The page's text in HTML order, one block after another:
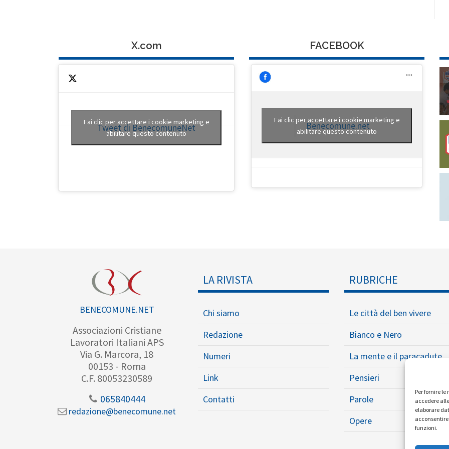
Per fornire
accedere
elaborare
funzioni.
X.com
Tweet di BenecomuneNet
Fai clic per accettare i cookie marketing e
abilitare questo contenuto
FACEBOOK
Benecomune.net
Fai clic per accettare i cookie marketing e
abilitare questo contenuto
BENECOMUNE.NET
Associazioni Cristiane
Lavoratori Italiani APS
Via G. Marcora, 18
00153 - Roma
C.F. 80053230589
065840444
redazione@benecomune.net
LA RIVISTA
Chi siamo
Redazione
Numeri
Link
Contatti
RUBRICHE
Le città del ben vivere
Bianco e Nero
La mente e il paracadute
Pensieri
Parole
Opere